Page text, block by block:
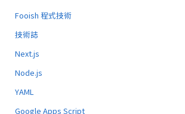
Fooish 程式技術
技術誌
Next.js
Node.js
YAML
Google Apps Script